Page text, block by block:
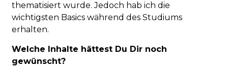
thematisiert wurde. Jedoch hab ich die
wichtigsten Basics während des Studiums
erhalten.
Welche Inhalte hättest Du Dir noch
gewünscht?